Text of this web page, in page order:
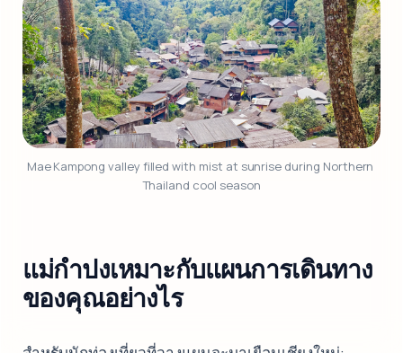
Mae Kampong valley filled with mist at sunrise during Northern
Thailand cool season
แม่กำปงเหมาะกับแผนการเดินทาง
ของคุณอย่างไร